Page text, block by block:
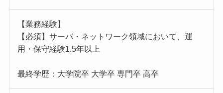
【業務経験】
【必須】サーバ・ネットワーク領域において、運
用・保守経験1.5年以上
最終学歴：大学院卒 大学卒 専門卒 高卒